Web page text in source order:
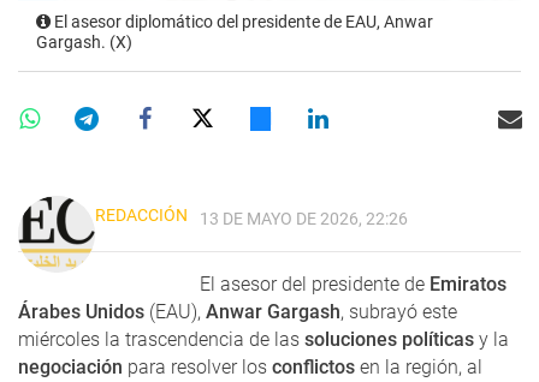
El asesor diplomático del presidente de EAU, Anwar
Gargash. (X)
REDACCIÓN 13 DE MAYO DE 2026, 22:26
El asesor del presidente de Emiratos
Árabes Unidos (EAU), Anwar Gargash, subrayó este
miércoles la trascendencia de las soluciones políticas y la
negociación para resolver los conflictos en la región, al